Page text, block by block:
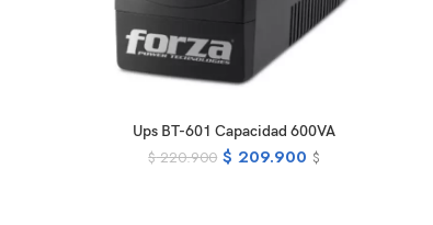
READ MORE
Ups BT-601 Capacidad 600VA
$220.900 $ 209.900 $